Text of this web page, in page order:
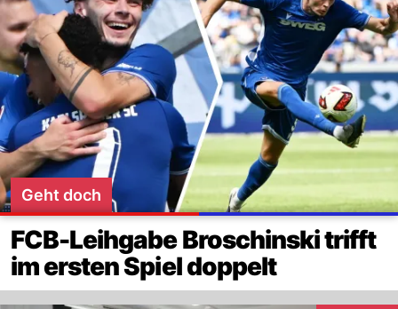
Geht doch
FCB-Leihgabe Broschinski trifft
im ersten Spiel doppelt